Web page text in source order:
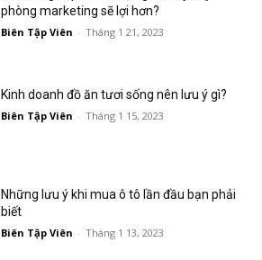
phòng marketing sẽ lợi hơn?
Biên Tập Viên - Tháng 1 21, 2023
Kinh doanh đồ ăn tươi sống nên lưu ý gì?
Biên Tập Viên - Tháng 1 15, 2023
Những lưu ý khi mua ô tô lần đầu bạn phải
biết
Biên Tập Viên - Tháng 1 13, 2023